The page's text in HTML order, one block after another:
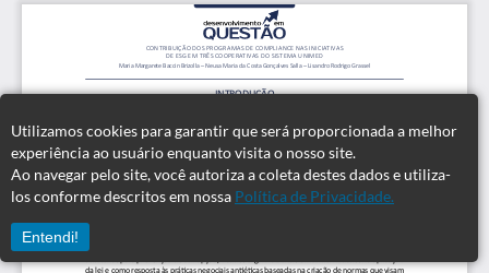
Utilizamos cookies para garantir que será proporcionada a melhor
experiência ao usuário enquanto visita o nosso site.
Ao navegar pelo site, você autoriza a coleta destes dados e utiliza-
los conforme descritos em nossa Política de Privacidade.
Entendi!